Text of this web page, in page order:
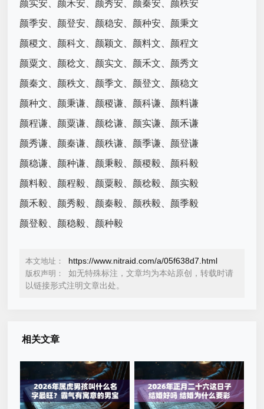
颜实安、颜禾安、颜秀安、颜秦安、颜秩安
颜季安、颜登安、颜稳安、颜种安、颜秉文
颜稷文、颜科文、颜颖文、颜料文、颜程文
颜粟文、颜稔文、颜实文、颜禾文、颜秀文
颜秦文、颜秩文、颜季文、颜登文、颜稳文
颜种文、颜秉谦、颜稷谦、颜科谦、颜料谦
颜程谦、颜粟谦、颜稔谦、颜实谦、颜禾谦
颜秀谦、颜秦谦、颜秩谦、颜季谦、颜登谦
颜稳谦、颜种谦、颜秉毅、颜稷毅、颜科毅
颜料毅、颜程毅、颜粟毅、颜稔毅、颜实毅
颜禾毅、颜秀毅、颜秦毅、颜秩毅、颜季毅
颜登毅、颜稳毅、颜种毅
本文地址： https://www.nitraid.com/a/05f638d7.html
版权声明：
如无特殊标注，文章均为本站原创，转载时请
以链接形式注明文章出处。
相关文章